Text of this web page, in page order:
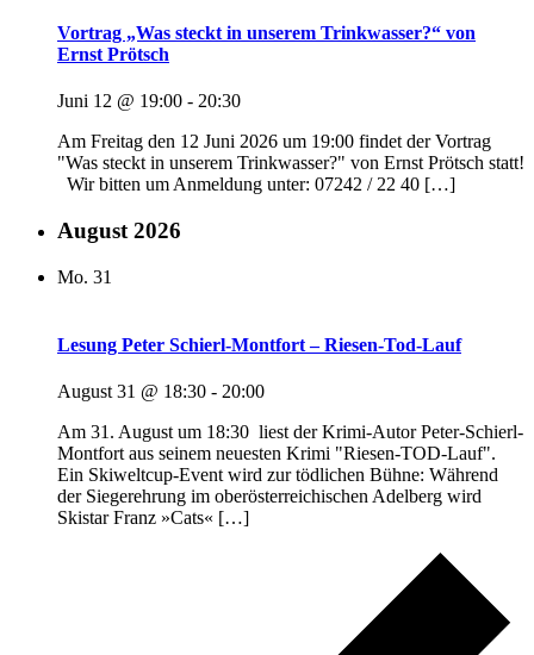
Vortrag „Was steckt in unserem Trinkwasser?“ von
Ernst Prötsch
Juni 12 @ 19:00 - 20:30
Am Freitag den 12 Juni 2026 um 19:00 findet der Vortrag
"Was steckt in unserem Trinkwasser?" von Ernst Prötsch statt!
Wir bitten um Anmeldung unter: 07242 / 22 40 […]
August 2026
Mo. 31
Lesung Peter Schierl-Montfort – Riesen-Tod-Lauf
August 31 @ 18:30 - 20:00
Am 31. August um 18:30 liest der Krimi-Autor Peter-Schierl-
Montfort aus seinem neuesten Krimi "Riesen-TOD-Lauf".
Ein Skiweltcup-Event wird zur tödlichen Bühne: Während
der Siegerehrung im oberösterreichischen Adelberg wird
Skistar Franz »Cats« […]